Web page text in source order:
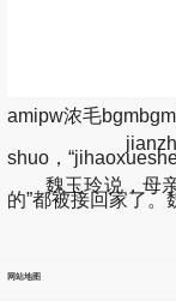
amipw浓毛
shuo，
魏玉玲说，母亲
的”都被接回家了。
网站地图